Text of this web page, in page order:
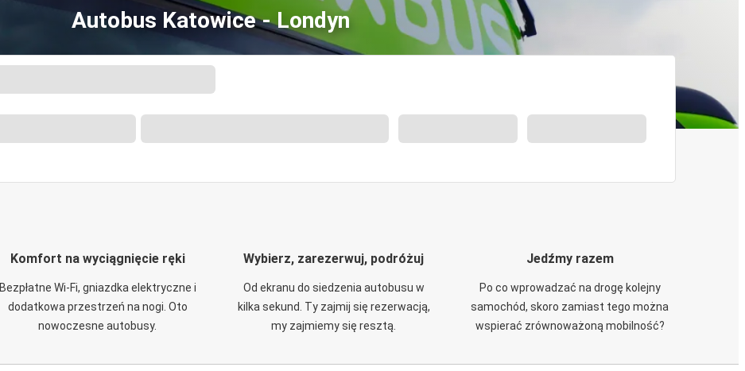
Autobus Katowice - Londyn
Komfort na wyciągnięcie ręki
Bezpłatne Wi-Fi, gniazdka elektryczne i
dodatkowa przestrzeń na nogi. Oto
nowoczesne autobusy.
Wybierz, zarezerwuj, podróżuj
Od ekranu do siedzenia autobusu w
kilka sekund. Ty zajmij się rezerwacją,
my zajmiemy się resztą.
Jedźmy razem
Po co wprowadzać na drogę kolejny
samochód, skoro zamiast tego można
wspierać zrównoważoną mobilność?